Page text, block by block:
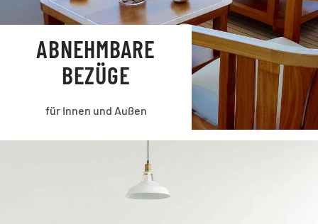
ABNEHMBARE
BEZÜGE
für Innen und Außen